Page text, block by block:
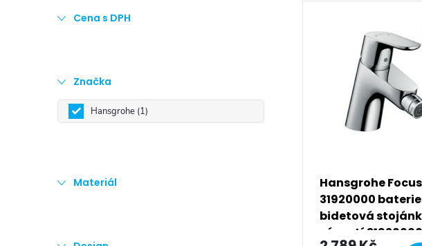
n
p
a
n
l
Cena s DPH
Značka
Hansgrohe 1
Materiál
Hansgrohe Focus
31920000 baterie
bidetová
výpustí 31920000